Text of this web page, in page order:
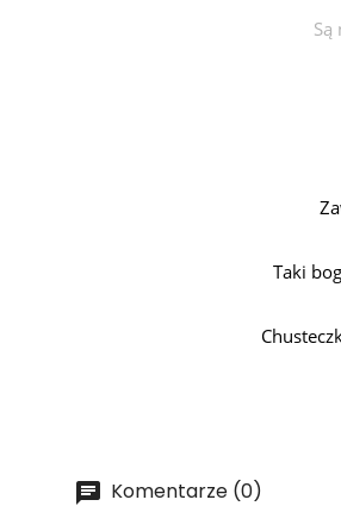
Taki
Komentarze (0)